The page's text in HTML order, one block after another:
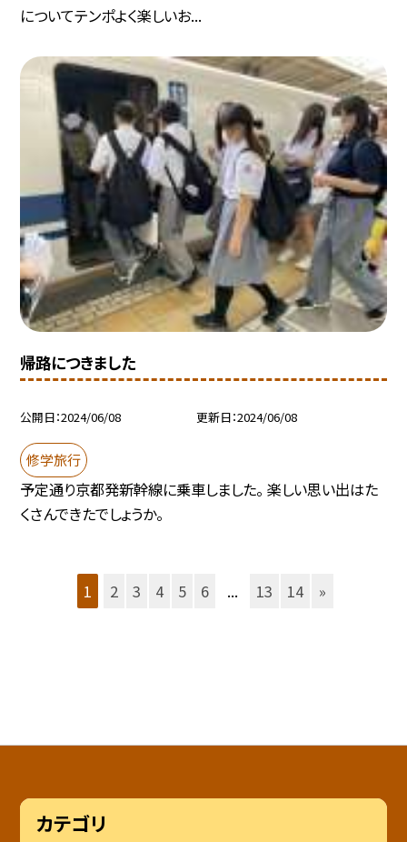
についてテンポよく楽しいお...
帰路につきました
公開日 2024/06/08 更新日 2024/06/08
修学旅行
予定通り京都発新幹線に乗車しました。 楽しい思い出はた
くさんできたでしょうか。
1 2 3 4 5 6 ... 13 14 »
カテゴリ